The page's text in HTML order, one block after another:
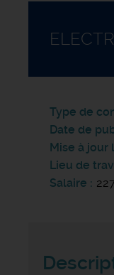
Type de
Date de
Mise à jour
Lieu de
Salaire